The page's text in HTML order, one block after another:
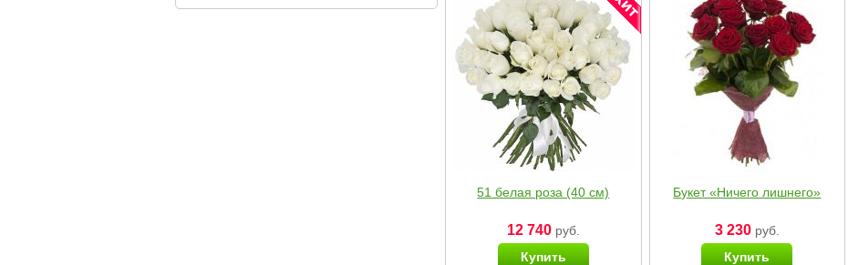
51 белая роза (40 см)
12 740руб.
Купить
Букет «Ничего лишнего»
3 230руб.
Купить